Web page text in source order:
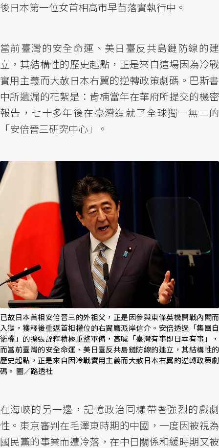
後日本第一位女首相高市早苗落實執行中。
當前臺灣的安全命運、美日臺反共島鏈防線的建
立，其結構性的歷史起點，正是來自這場因為冷戰
實用主義而大赦日本右翼的逆轉政策劇碼。巴斯書
中所遺漏的花絮是：肯楠當年在華府所提交的機密
報告，七十多年後在臺灣造就了全球獨一無二的
「安倍晉三研究中心」。
已故日本首相安倍晉三的外祖父，正是因參與東條英機開戰內閣而
入獄，獲釋後重返首相權位的右翼鷹派岸信介。安倍透過「集團自
衛權」的擴張詮釋積極重整軍備，高喊「臺灣有事即日本有事」，
而當前臺灣的安全命運、美日臺反共島鏈防線的建立，其結構性的
歷史起點，正是來自因冷戰實用主義而大赦日本右翼的逆轉政策劇
碼。 圖／路透社
在海峽的另一邊，記憶政治同樣帶著強烈的戲劇
性。東京審判在毛澤東時期的中國，一度因被視為
國民黨的事業而遭冷落，在中日關係和緩時期又被